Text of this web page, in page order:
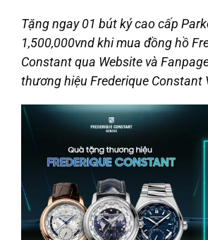
Tặng ngay 01 bút ký cao cấp
1,500,000vnd khi mua đồng hồ
Constant qua Website và
thương hiệu Frederique Constant